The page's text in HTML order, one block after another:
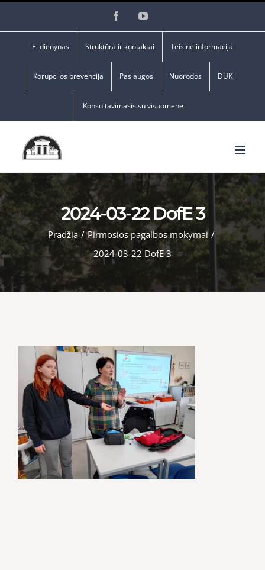
FacebookYouTube
E. dienynas Struktūra ir kontaktai Teisinė informacija
Korupcijos prevencija Paslaugos Nuorodos DUK
Konsultavimasis su visuomene
2024-03-22 DofE 3
Pradžia / Pirmosios pagalbos mokymai /
2024-03-22 DofE 3